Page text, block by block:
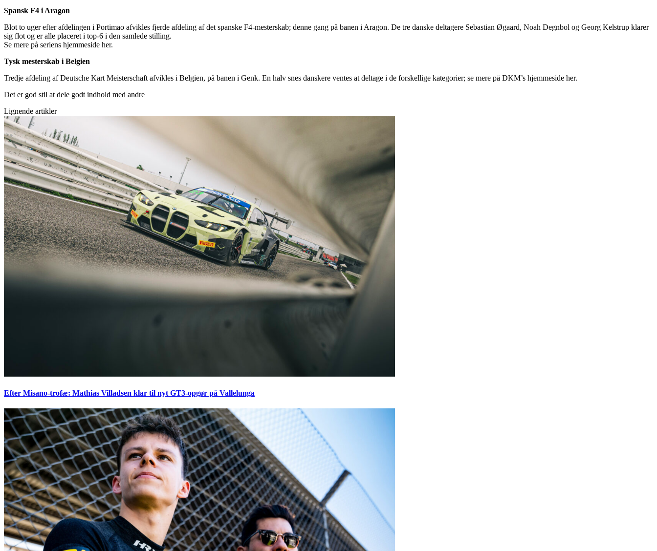
Spansk F4 i Aragon
Blot to uger efter afdelingen i Portimao afvikles fjerde afdeling af det spanske F4-mesterskab; denne gang på banen i Aragon. De tre danske deltagere Sebastian Øgaard, Noah Degnbol og Georg Kelstrup klarer
sig flot og er alle placeret i top-6 i den samlede stilling.
Se mere på seriens hjemmeside her.
Tysk mesterskab i Belgien
Tredje afdeling af Deutsche Kart Meisterschaft afvikles i Belgien, på banen i Genk. En halv snes danskere ventes at deltage i de forskellige kategorier; se mere på DKM’s hjemmeside her.
Det er god stil at dele godt indhold med andre
Lignende artikler
Efter Misano-trofæ: Mathias Villadsen klar til nyt GT3-opgør på Vallelunga